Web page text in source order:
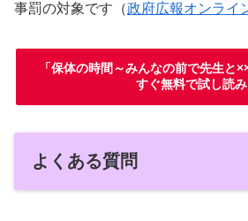
事罰の対象です（政府広報オンライ
「保体の時間～みんなの前で先生と
すぐ無料で試し読み
よくある質問